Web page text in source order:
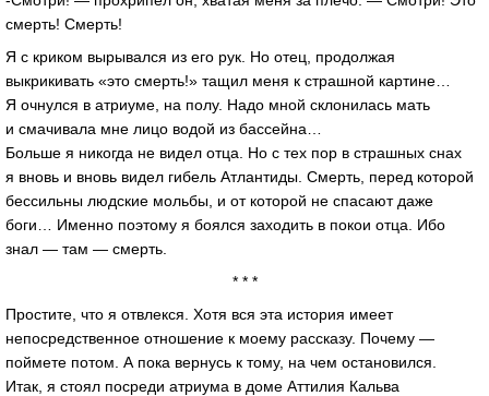
смерть! Смерть!
Я с криком вырывался из его рук. Но отец, продолжая
выкрикивать «это смерть!» тащил меня к страшной картине…
Я очнулся в атриуме, на полу. Надо мной склонилась мать
и смачивала мне лицо водой из бассейна…
Больше я никогда не видел отца. Но с тех пор в страшных снах
я вновь и вновь видел гибель Атлантиды. Смерть, перед которой
бессильны людские мольбы, и от которой не спасают даже
боги… Именно поэтому я боялся заходить в покои отца. Ибо
знал — там — смерть.
* * *
Простите, что я отвлекся. Хотя вся эта история имеет
непосредственное отношение к моему рассказу. Почему —
поймете потом. А пока вернусь к тому, на чем остановился.
Итак, я стоял посреди атриума в доме Аттилия Кальва